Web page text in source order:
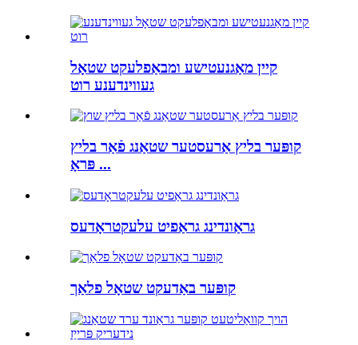
קיין מאַגנעטישע ומבאַפלעקט שטאָל
געווינדענע רוט
קופּער בליץ אַרעסטער שטאַנג פֿאַר בליץ
פּראָ ...
גראַונדינג גראַפיט עלעקטראָדעס
קופּער באַדעקט שטאָל פלאַך